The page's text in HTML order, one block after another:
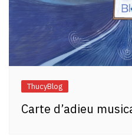
ThucyBlog
Carte d’adieu